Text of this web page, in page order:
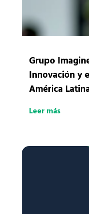
Grupo
Innovación y
América
Leer más